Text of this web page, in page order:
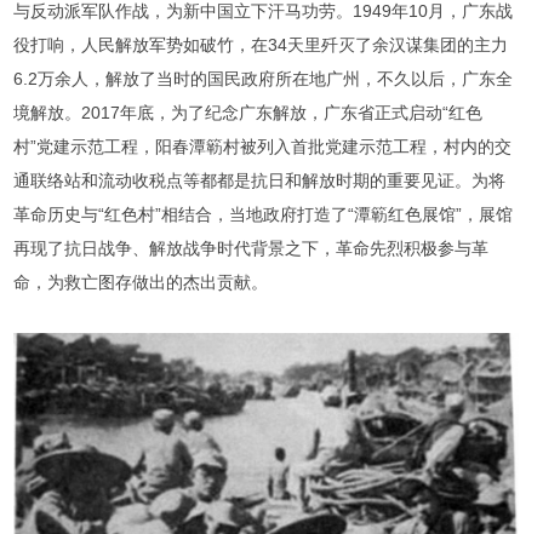
与反动派军队作战，为新中国立下汗马功劳。1949年10月，广东战
役打响，人民解放军势如破竹，在34天里歼灭了余汉谋集团的主力
6.2万余人，解放了当时的国民政府所在地广州，不久以后，广东全
境解放。2017年底，为了纪念广东解放，广东省正式启动“红色
村”党建示范工程，阳春潭簕村被列入首批党建示范工程，村内的交
通联络站和流动收税点等都都是抗日和解放时期的重要见证。为将
革命历史与“红色村”相结合，当地政府打造了“潭簕红色展馆”，展馆
再现了抗日战争、解放战争时代背景之下，革命先烈积极参与革
命，为救亡图存做出的杰出贡献。